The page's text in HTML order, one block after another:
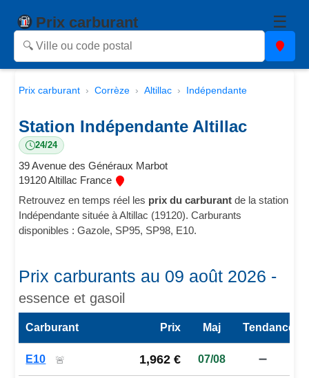
Prix carburant ☰
Prix carburant Corrèze Altillac Indépendante
Station Indépendante Altillac
24/24
39 Avenue des Généraux Marbot
19120 Altillac France
Retrouvez en temps réel les prix du carburant de la station
Indépendante située à Altillac (19120). Carburants
disponibles : Gazole, SP95, SP98, E10.
Prix carburants au 09 août 2026 -
essence et gasoil
Carburant Prix Maj Tendance
E10 🚨 1,962 € 07/08 ➖